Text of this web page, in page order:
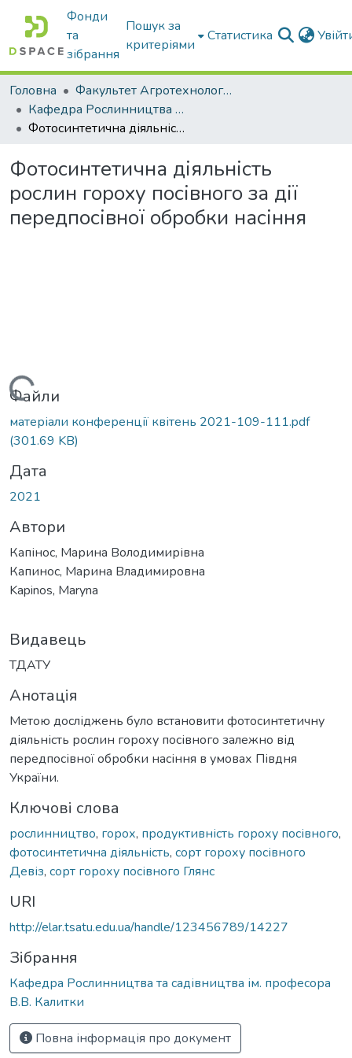
Фонди
та
зібрання
Пошук за
критеріями
Статистика
Головна
Факультет Агротехнологій та екології
Кафедра Рослинництва та садівництва ім. професора В.В. Калитки
Фотосинтетична діяльність рослин гороху посівного за дії передпосівної обробки насіння
Фотосинтетична діяльність
рослин гороху посівного за дії
передпосівної обробки насіння
Вантажиться...
Файли
матеріали конференції квітень 2021-109-111.pdf
(301.69 KB)
Дата
2021
Автори
Капінос, Марина Володимирівна
Капинос, Марина Владимировна
Kapinos, Maryna
Видавець
ТДАТУ
Анотація
Метою досліджень було встановити фотосинтетичну
діяльність рослин гороху посівного залежно від
передпосівної обробки насіння в умовах Півдня
України.
Ключові слова
рослинництво, горох, продуктивність гороху посівного,
фотосинтетична діяльність, сорт гороху посівного
Девіз, сорт гороху посівного Глянс
URI
http://elar.tsatu.edu.ua/handle/123456789/14227
Зібрання
Кафедра Рослинництва та садівництва ім. професора
В.В. Калитки
Повна інформація про документ